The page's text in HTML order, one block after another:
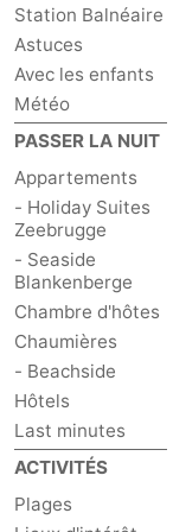
Coq
Bredene
-
Ostende
-
Middelkerke
-
Westende
Météo
Contact
Station Balnéaire
Astuces
Avec les enfants
Météo
PASSER LA NUIT
Appartements
- Holiday Suites
Zeebrugge
- Seaside
Blankenberge
Chambre d'hôtes
Chaumières
- Beachside
Hôtels
Last minutes
ACTIVITÉS
Plages